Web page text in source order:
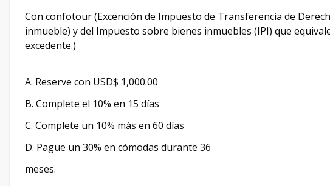
Con confotour (Excención de Impuesto de Transferencia de
inmueble) y del Impuesto sobre bienes inmuebles (IPI) que
excedente.)
A. Reserve con USD$ 1,000.00
B. Complete el 10% en 15 días
C. Complete un 10% más en 60 días
D. Pague un 30% en cómodas durante 36
meses.